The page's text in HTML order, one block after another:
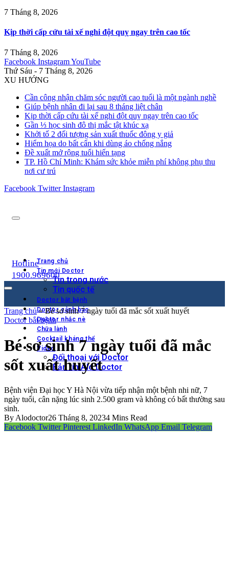
7 Tháng 8, 2026
Kịp thời cấp cứu tài xế nghi đột quỵ ngay trên cao tốc
7 Tháng 8, 2026
Facebook InstagramYouTube
Thứ Sáu - 7 Tháng 8, 2026
XU HƯỚNG
Cần công nhận chăm sóc người cao tuổi là một ngành nghề
Giúp bệnh nhân đi lại sau 8 tháng liệt chân
Kịp thời cấp cứu tài xế nghi đột quỵ ngay trên cao tốc
Gần ⅓ học sinh đô thị mắc tật khúc xạ
Khởi tố 2 đối tượng sản xuất thuốc đông y giả
Hiểm họa do bất cẩn khi dùng áo chống nắng
Đề xuất mở rộng tuổi hiến tạng
TP. Hồ Chí Minh: Khám sức khỏe miễn phí không phụ thu
nơi cư trú
Facebook Twitter Instagram
Trang chủ
Tin mới Doctor
Tin trong nước
Tin quốc tế
Doctor bắt bệnh
Doctor cảnh báo
Doctor nhắc nè
Chữa lành
Cocktail kháng thể
Video
Đối thoại với Doctor
Bản tin Alo Doctor
Hotline
1900.969600
Trang chủ»Bé sơ sinh 7 ngày tuổi đã mắc sốt xuất huyết
Doctor bắt bệnh
Bé sơ sinh 7 ngày tuổi đã mắc
sốt xuất huyết
Bệnh viện Đại học Y Hà Nội vừa tiếp nhận một bệnh nhi nữ, 7
ngày tuổi, cân nặng lúc sinh 2.500 gram và không có bất thường sau
sinh.
By Alodoctor26 Tháng 8, 20234 Mins Read
Facebook Twitter Pinterest LinkedIn WhatsApp Email Telegram